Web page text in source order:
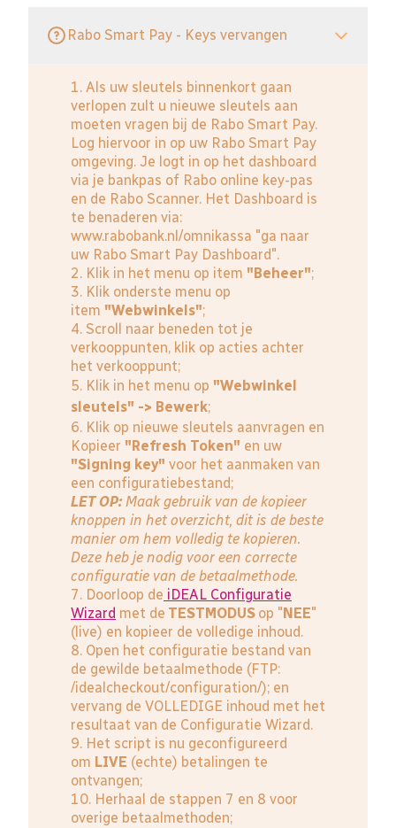
Rabo Smart Pay - Keys vervangen
1. Als uw sleutels binnenkort gaan
verlopen zult u nieuwe sleutels aan
moeten vragen bij de Rabo Smart Pay.
Log hiervoor in op uw Rabo Smart Pay
omgeving. Je logt in op het dashboard
via je bankpas of Rabo online key-pas
en de Rabo Scanner. Het Dashboard is
te benaderen via:
www.rabobank.nl/omnikassa "ga naar
uw Rabo Smart Pay Dashboard".
2. Klik in het menu op item "Beheer";
3. Klik onderste menu op
item "Webwinkels";
4. Scroll naar beneden tot je
verkooppunten, klik op acties achter
het verkooppunt;
5. Klik in het menu op "Webwinkel
sleutels" -> Bewerk;
6. Klik op nieuwe sleutels aanvragen en
Kopieer "Refresh Token" en uw
"Signing key" voor het aanmaken van
een configuratiebestand;
LET OP: Maak gebruik van de kopieer
knoppen in het overzicht, dit is de beste
manier om hem volledig te kopieren.
Deze heb je nodig voor een correcte
configuratie van de betaalmethode.
7. Doorloop de iDEAL Configuratie
Wizard met de TESTMODUS op " NEE"
(live) en kopieer de volledige inhoud.
8. Open het configuratie bestand van
de gewilde betaalmethode (FTP:
/idealcheckout/configuration/); en
vervang de VOLLEDIGE inhoud met het
resultaat van de Configuratie Wizard.
9. Het script is nu geconfigureerd
om LIVE (echte) betalingen te
ontvangen;
10. Herhaal de stappen 7 en 8 voor
overige betaalmethoden;